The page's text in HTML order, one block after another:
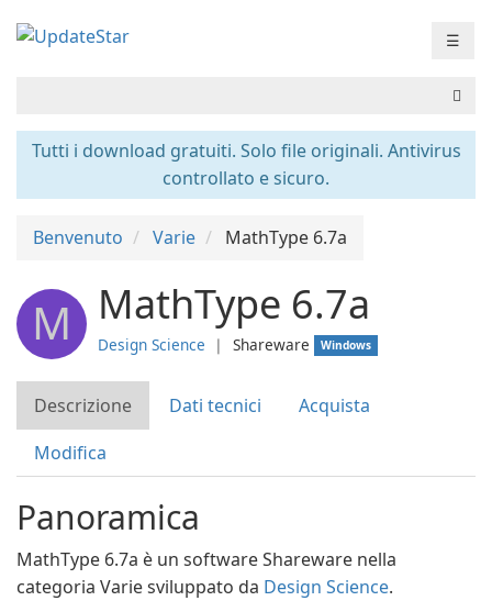
☰
Tutti i download gratuiti. Solo file originali. Antivirus
controllato e sicuro.
Benvenuto Varie MathType 6.7a
M MathType 6.7a
Design Science ❘ Shareware Windows
Descrizione Dati tecnici
Acquista
Modifica
Panoramica
MathType 6.7a è un software Shareware nella
categoria Varie sviluppato da Design Science.